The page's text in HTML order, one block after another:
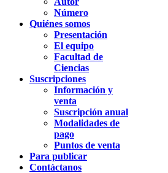
Número
Quiénes somos
Presentación
El equipo
Facultad de
Ciencias
Suscripciones
Información y
venta
Suscripción anual
Modalidades de
pago
Puntos de venta
Para publicar
Contáctanos